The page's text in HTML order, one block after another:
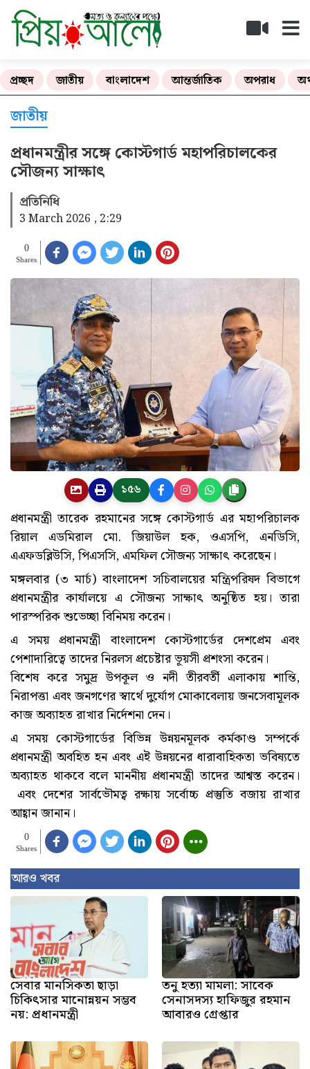
প্রচ্ছদ জাতীয় বাংলাদেশ আন্তর্জাতিক অপরাধ
জাতীয়
প্রধানমন্ত্রীর সঙ্গে কোস্টগার্ড মহাপরিচালকের
সৌজন্য সাক্ষাৎ
প্রতিনিধি
3 March 2026 , 2:29
0
Shares
১৫৬
প্রধানমন্ত্রী তারেক রহমানের সঙ্গে কোস্টগার্ড এর মহাপরিচালক
রিয়াল এডমিরাল মো. জিয়াউল হক, ওএসপি, এনডিসি,
এএফডব্লিউসি, পিএসসি, এমফিল সৌজন্য সাক্ষাৎ করেছেন।
মঙ্গলবার (৩ মার্চ) বাংলাদেশ সচিবালয়ের মন্ত্রিপরিষদ বিভাগে
প্রধানমন্ত্রীর কার্যালয়ে এ সৌজন্য সাক্ষাৎ অনুষ্ঠিত হয়। তারা
পারস্পরিক শুভেচ্ছা বিনিময় করেন।
এ সময় প্রধানমন্ত্রী বাংলাদেশ কোস্টগার্ডের দেশপ্রেম এবং
পেশাদারিত্বে তাদের নিরলস প্রচেষ্টার ভূয়সী প্রশংসা করেন।
বিশেষ করে সমুদ্র উপকূল ও নদী তীরবর্তী এলাকায় শান্তি,
নিরাপত্তা এবং জনগণের স্বার্থে দুর্যোগ মোকাবেলায় জনসেবামূলক
কাজ অব্যাহত রাখার নির্দেশনা দেন।
এ সময় কোস্টগার্ডের বিভিন্ন উন্নয়নমূলক কর্মকাণ্ড সম্পর্কে
প্রধানমন্ত্রী অবহিত হন এবং এই উন্নয়নের ধারাবাহিকতা ভবিষ্যতে
অব্যাহত থাকবে বলে মাননীয় প্রধানমন্ত্রী তাদের আশ্বস্ত করেন।
এবং দেশের সার্বভৌমত্ব রক্ষায় সর্বোচ্চ প্রস্তুতি বজায় রাখার
আহ্বান জানান।
0
Shares
আরও খবর
সেবার মানসিকতা ছাড়া
চিকিৎসার মানোন্নয়ন সম্ভব
নয়: প্রধানমন্ত্রী
তনু হত্যা মামলা: সাবেক
সেনাসদস্য হাফিজুর রহমান
আবারও গ্রেপ্তার